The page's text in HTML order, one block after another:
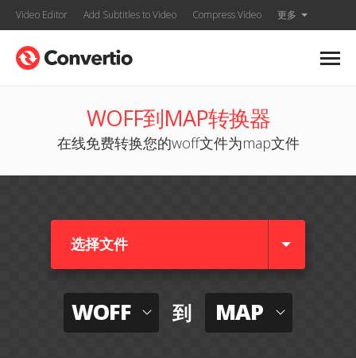
Video Editor Add Subtitles to Video Compress Video 更多
WOFF到MAP转换器
在线免费转换您的woff文件为map文件
选择文件
WOFF 到 MAP